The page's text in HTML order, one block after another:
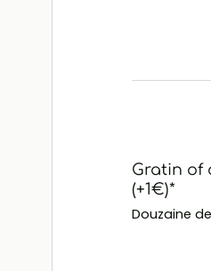
Gratin of
(+1€)*
Douzaine